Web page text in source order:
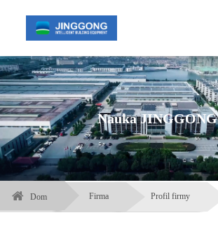
Nauka JINGGONG
Dom Firma Profil firmy